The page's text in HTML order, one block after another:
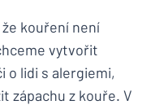
kouření není
vytvořit
o lidi s alergiemi,
zápachu z kouře. V